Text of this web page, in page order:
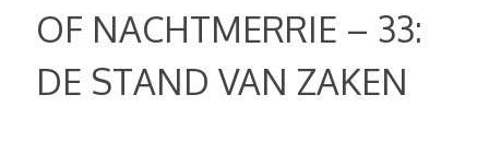
OF NACHTMERRIE – 33:
DE STAND VAN ZAKEN